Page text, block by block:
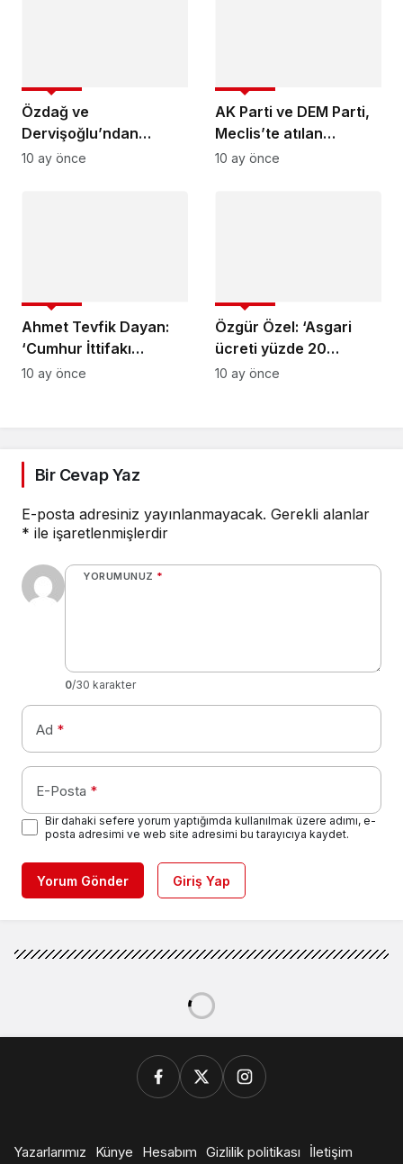
Özdağ ve
Dervişoğlu’ndan
‘Milliyetçi ittifak’a yeşil
10 ay önce
AK Parti ve DEM Parti,
Meclis’te atılan
‘Öcalan’ sloganı
10 ay önce
Ahmet Tevfik Dayan:
‘Cumhur İttifakı
Meclis’te Apo
10 ay önce
Özgür Özel: ‘Asgari
ücreti yüzde 20
artırmaya
10 ay önce
Bir Cevap Yaz
E-posta adresiniz yayınlanmayacak. Gerekli alanlar
* ile işaretlenmişlerdir
YORUMUNUZ *
0/30 karakter
Ad *
E-Posta *
Bir dahaki sefere yorum yaptığımda kullanılmak üzere adımı, e-
posta adresimi ve web site adresimi bu tarayıcıya kaydet.
Yorum Gönder Giriş Yap
Yazarlarımız Künye Hesabım Gizlilik politikası
İletişim